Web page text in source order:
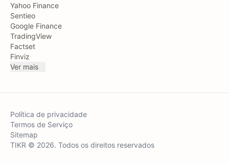
Yahoo Finance
Sentieo
Google Finance
TradingView
Factset
Finviz
Ver mais
Política de privacidade
Termos de Serviço
Sitemap
TIKR © 2026. Todos os direitos reservados